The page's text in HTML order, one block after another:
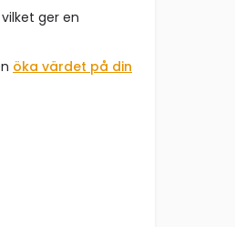
ger en
öka värdet på din